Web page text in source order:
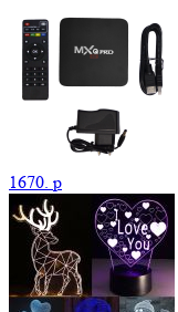
1670. p